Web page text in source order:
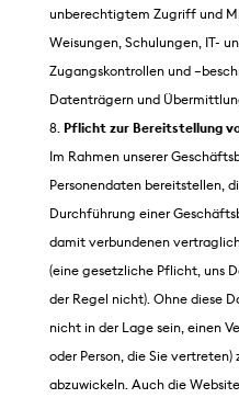
unberechtigtem Zugriff und
Weisungen, Schulungen, IT-
Zugangskontrollen und
Datenträgern und
Pflicht zur Bereitstellung
Im Rahmen unserer
Personendaten bereitstellen,
Durchführung einer
damit verbundenen
(eine gesetzliche Pflicht, uns
der Regel nicht). Ohne diese
nicht in der Lage sein, einen
oder Person, die Sie vertreten)
abzuwickeln. Auch die